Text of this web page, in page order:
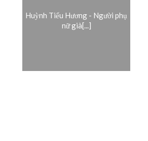
Huỳnh Tiểu Hương - Người phụ
nữ già[...]